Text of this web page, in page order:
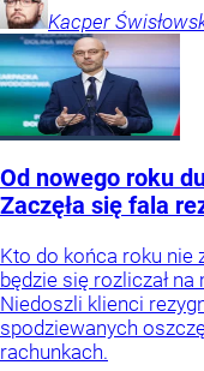
Kacper
Od nowego roku
Zaczęła się fala
Kto do końca roku nie
będzie się rozliczał
Niedoszli klienci
spodziewanych
rachunkach.